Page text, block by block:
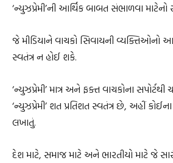
‘ન્યુઝપ્રેમી’ની આર્થિક બાબત સંભાળવા
જે મીડિયાને વાચકો સિવાયની વ્યક્તિઓનો
સ્વતંત્ર ન હોઈ શકે.
‘ન્યુઝપ્રેમી’ માત્ર અને ફક્ત વાચકોના
‘ન્યુઝપ્રેમી’ શત પ્રતિશત સ્વતંત્ર છે, અહીં
લખાતું.
દેશ માટે, સમાજ માટે અને ભારતીયો માટે જે